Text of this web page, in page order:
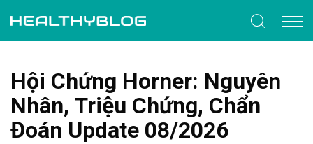
Hội Chứng Horner: Nguyên
Nhân, Triệu Chứng, Chẩn
Đoán Update 08/2026